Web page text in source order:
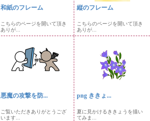
和紙のフレーム
こちらのページを開いて頂き
ありが...
縦のフレーム
こちらのページを開いて頂き
ありが...
悪魔の攻撃を防...
ご覧いただきありがとうござ
います...
png ききょ...
夏に見かけるききょうを描い
てみま...